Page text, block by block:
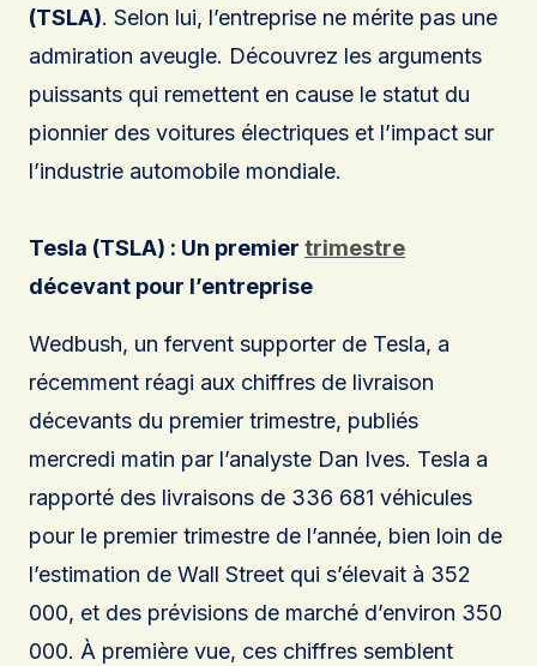
(TSLA). Selon lui, l’entreprise ne mérite pas une
admiration aveugle. Découvrez les arguments
puissants qui remettent en cause le statut du
pionnier des voitures électriques et l’impact sur
l’industrie automobile mondiale.
Tesla (TSLA) : Un premier trimestre
décevant pour l’entreprise
Wedbush, un fervent supporter de Tesla, a
récemment réagi aux chiffres de livraison
décevants du premier trimestre, publiés
mercredi matin par l’analyste Dan Ives. Tesla a
rapporté des livraisons de 336 681 véhicules
pour le premier trimestre de l’année, bien loin de
l’estimation de Wall Street qui s’élevait à 352
000, et des prévisions de marché d’environ 350
000. À première vue, ces chiffres semblent